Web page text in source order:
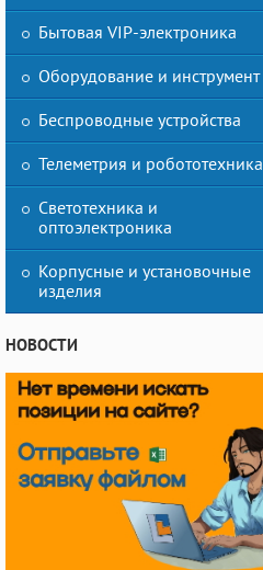
Бытовая VIP-электроника
Оборудование и инструмент
Беспроводные устройства
Телеметрия и робототехника
Светотехника и
оптоэлектроника
Корпусные и установочные
изделия
НОВОСТИ